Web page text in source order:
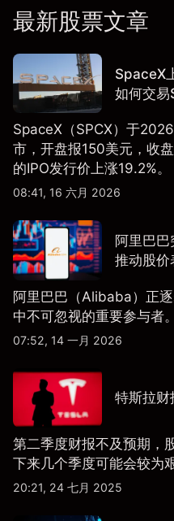
最新股票文章
SpaceX
如何交
SpaceX（SPCX）于
市，开盘报150美元，收
的IPO发行价上涨19.2%。
08:41, 16 六月 2026
阿里巴
推动股价
阿里巴巴（Alibaba）正
中不可忽视的重要参与者。
07:52, 14 一月 2026
特斯拉财
第二季度财报不及预期，
下来几个季度可能会较为
20:21, 24 七月 2025